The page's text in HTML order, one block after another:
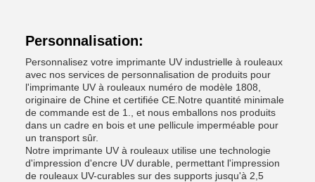
Personnalisation:
Personnalisez votre imprimante UV industrielle à rouleaux
avec nos services de personnalisation de produits pour
l'imprimante UV à rouleaux numéro de modèle 1808,
originaire de Chine et certifiée CE.Notre quantité minimale
de commande est de 1., et nous emballons nos produits
dans un cadre en bois et une pellicule imperméable pour
un transport sûr.
Notre imprimante UV à rouleaux utilise une technologie
d'impression d'encre UV durable, permettant l'impression
de rouleaux UV-curables sur des supports jusqu'à 2,5